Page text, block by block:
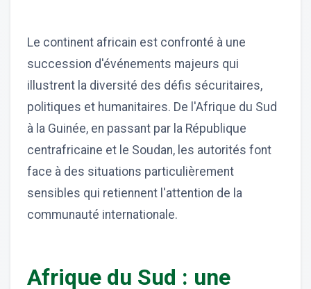
Le continent africain est confronté à une
succession d'événements majeurs qui
illustrent la diversité des défis sécuritaires,
politiques et humanitaires. De l'Afrique du Sud
à la Guinée, en passant par la République
centrafricaine et le Soudan, les autorités font
face à des situations particulièrement
sensibles qui retiennent l'attention de la
communauté internationale.
Afrique du Sud : une